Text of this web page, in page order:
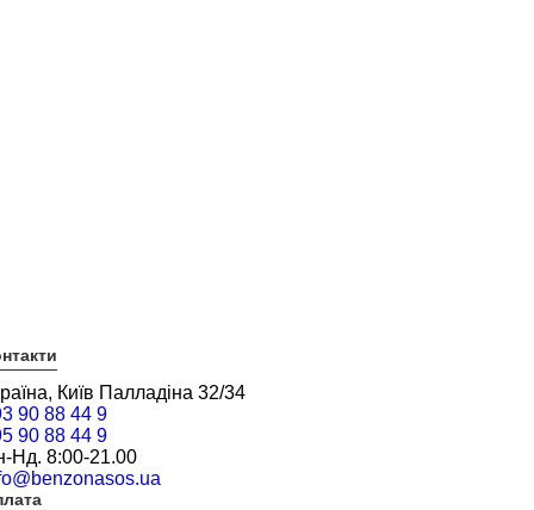
Київ Палладіна 32/34
90 88 44 9
90 88 44 9
Нд. 8:00-21.00